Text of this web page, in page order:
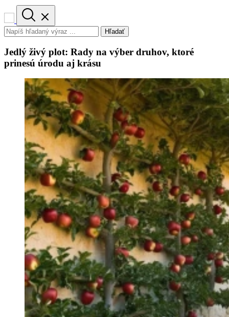
Hľadať
Jedlý živý plot: Rady na výber druhov, ktoré
prinesú úrodu aj krásu